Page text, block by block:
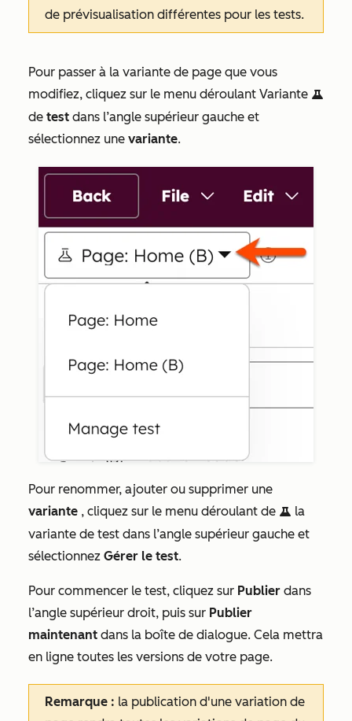
de prévisualisation différentes pour les tests.
Pour passer à la variante de page que vous
modifiez, cliquez sur le menu déroulant Variante testIcon
de test dans l’angle supérieur gauche et
sélectionnez une variante.
Pour renommer, ajouter ou supprimer une
variante , cliquez sur le menu déroulant de testIcon la
variante de test dans l’angle supérieur gauche et
sélectionnez Gérer le test.
Pour commencer le test, cliquez sur Publier dans
l’angle supérieur droit, puis sur Publier
maintenant dans la boîte de dialogue. Cela mettra
en ligne toutes les versions de votre page.
Remarque : la publication d'une variation de